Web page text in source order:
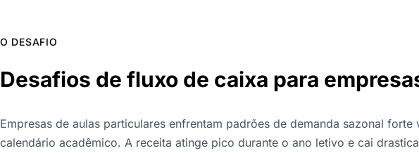
O DESAFIO
Desafios de fluxo de caixa para
Empresas de aulas particulares enfrentam padrões de demanda sazonal forte
calendário acadêmico. A receita atinge pico durante o ano letivo e cai